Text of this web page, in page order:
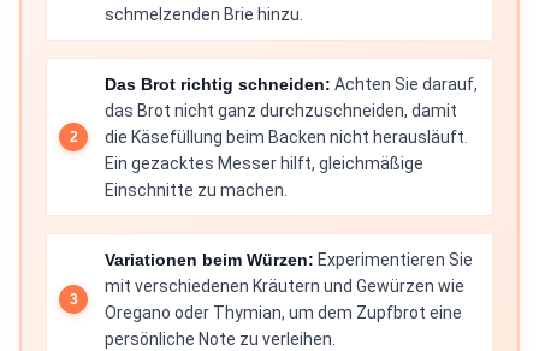
schmelzenden Brie hinzu.
Das Brot richtig schneiden: Achten Sie darauf,
das Brot nicht ganz durchzuschneiden, damit
die Käsefüllung beim Backen nicht herausläuft.
Ein gezacktes Messer hilft, gleichmäßige
Einschnitte zu machen.
Variationen beim Würzen: Experimentieren Sie
mit verschiedenen Kräutern und Gewürzen wie
Oregano oder Thymian, um dem Zupfbrot eine
persönliche Note zu verleihen.